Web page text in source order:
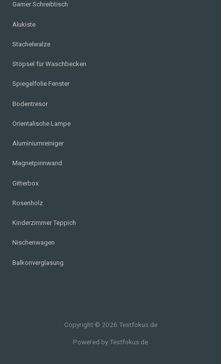
Gamer Schreibtisch
Alukiste
Stachelwalze
Stöpsel für Waschbecken
Spiegelfolie Fenster
Bodentresor
Orientalische Lampe
Aluminiumreiniger
Magnetpinnwand
Gitterbox
Rosenholz
Kinderzimmer Teppich
Nischenwagen
Balkonverglasung
Copyright © 2026 Testfokus.de
Powered by Testfokus.de